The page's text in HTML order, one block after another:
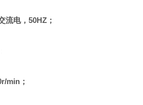
流电，50HZ；
min；